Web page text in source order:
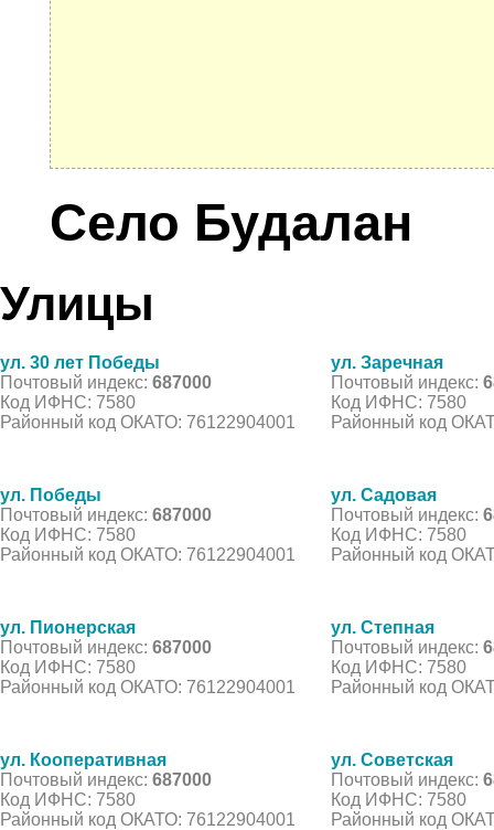
Село Будалан
Улицы
ул. 30 лет Победы
Почтовый индекс: 687000
Код ИФНС: 7580
Районный код ОКАТО: 76122904001
ул. Заречная
Почтовый индекс:
Код ИФНС: 7580
Районный код
ул. Победы
Почтовый индекс: 687000
Код ИФНС: 7580
Районный код ОКАТО: 76122904001
ул. Садовая
Почтовый индекс:
Код ИФНС: 7580
Районный код
ул. Пионерская
Почтовый индекс: 687000
Код ИФНС: 7580
Районный код ОКАТО: 76122904001
ул. Степная
Почтовый индекс:
Код ИФНС: 7580
Районный код
ул. Кооперативная
Почтовый индекс: 687000
Код ИФНС: 7580
Районный код ОКАТО: 76122904001
ул. Советская
Почтовый индекс:
Код ИФНС: 7580
Районный код